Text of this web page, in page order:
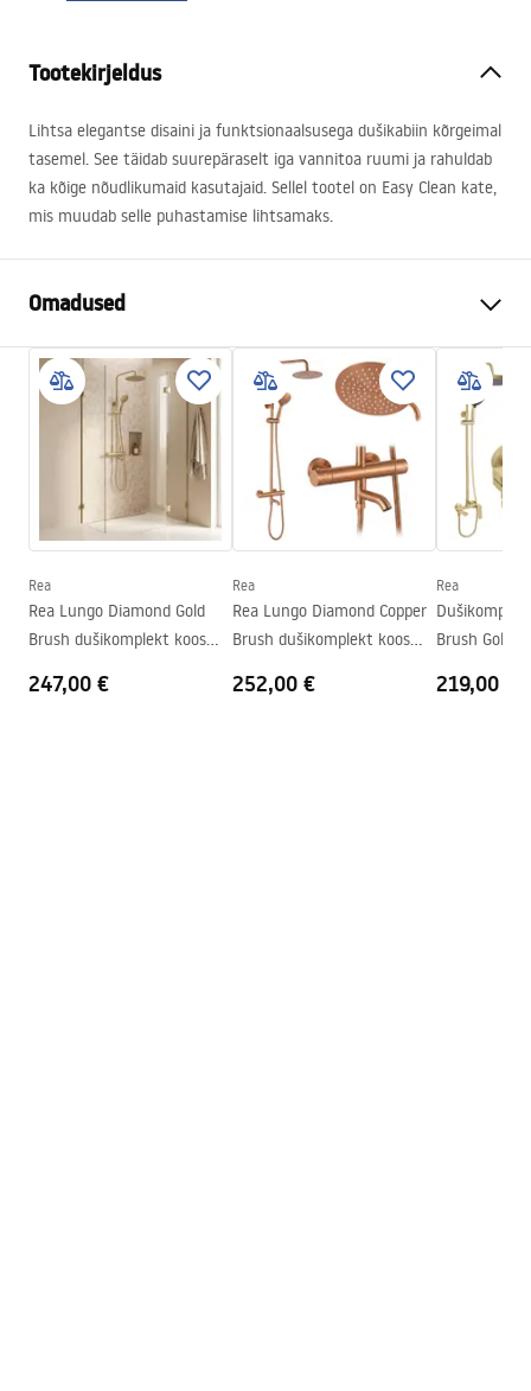
Tootekirjeldus
Lihtsa elegantse disaini ja funktsionaalsusega dušikabiin kõrgeimal
tasemel. See täidab suurepäraselt iga vannitoa ruumi ja rahuldab
ka kõige nõudlikumaid kasutajaid. Sellel tootel on Easy Clean kate,
mis muudab selle puhastamise lihtsamaks.
Omadused
Suurus (uks x sein)
80x100
Värv
Must
Kabiini tüüp
Nurgas
Klaasi värvus
Transparent 5mm
Avamismeetod
Libistades
Paigaldamine
Dušialusel
Kõrgus (mm)
Dušikabiini suund
Universaalne
Rea
Rea Lungo Diamond Gold
Brush dušikomplekt koos
247,00 €
Rea
Rea Lungo Diamond Copper
Brush dušikomplekt koos
252,00 €
Rea
Brush Gold
219,00 €